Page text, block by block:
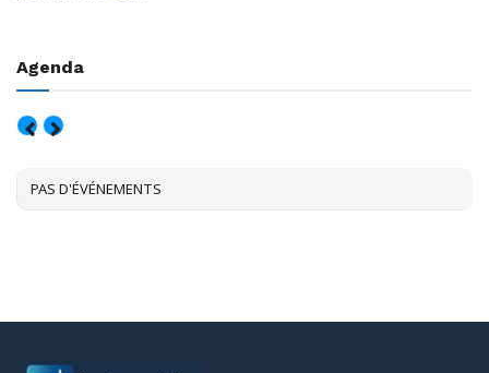
Agenda
PAS D'ÉVÉNEMENTS